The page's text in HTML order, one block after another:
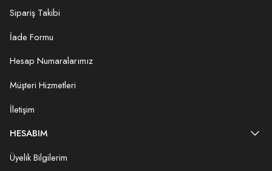
Sipariş Takibi
İade Formu
Hesap Numaralarımız
Müşteri Hizmetleri
İletişim
HESABIM
Üyelik Bilgilerim